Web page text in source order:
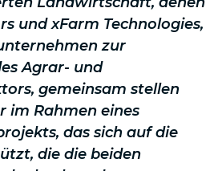
und xFarm Technologies,
zur
Agrar- und
gemeinsam stellen
im Rahmen eines
das sich auf die
die die beiden